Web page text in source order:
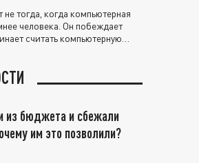
тогда, когда компьютерная
человека. Он побеждает
считать компьютерную
из бюджета и сбежали
им это позволили?